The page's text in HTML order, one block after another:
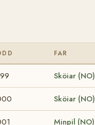
FAR
Sköiar (NO)
Sköiar (NO)
Minpil (NO)